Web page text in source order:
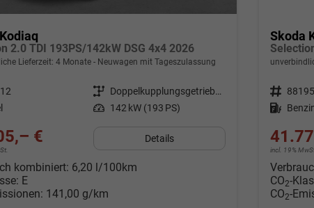
2.0 TDI 193PS/142kW DSG 4x4 2026
Lieferzeit: 4 Monate Neuwagen mit Tageszulassung
Getriebe
Doppelkupplungsgetriebe (DSG)
Leistung 142 kW (193 PS)
€ Details
kombiniert: 6,20 l/100km
E
141,00 g/km
Skoda
Fahrzeugnr.
Kraftstoff
incl. 19%
CO2-
CO2-